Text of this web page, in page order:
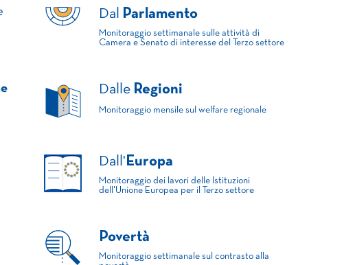
Dal Parlamento
Monitoraggio settimanale sulle attività di
Camera e Senato di interesse del Terzo settore
Dalle Regioni
Monitoraggio mensile sul welfare regionale
Dall' Europa
Monitoraggio dei lavori delle Istituzioni
dell'Unione Europea per il Terzo settore
Povertà
Monitoraggio settimanale sul contrasto alla